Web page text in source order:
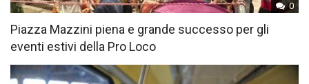
0
Piazza Mazzini piena e grande successo per gli
eventi estivi della Pro Loco